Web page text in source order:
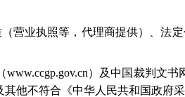
营业执照等，代理商提供）、法
www.ccgp.gov.cn）及中国裁判文书
他不符合《中华人民共和国政府